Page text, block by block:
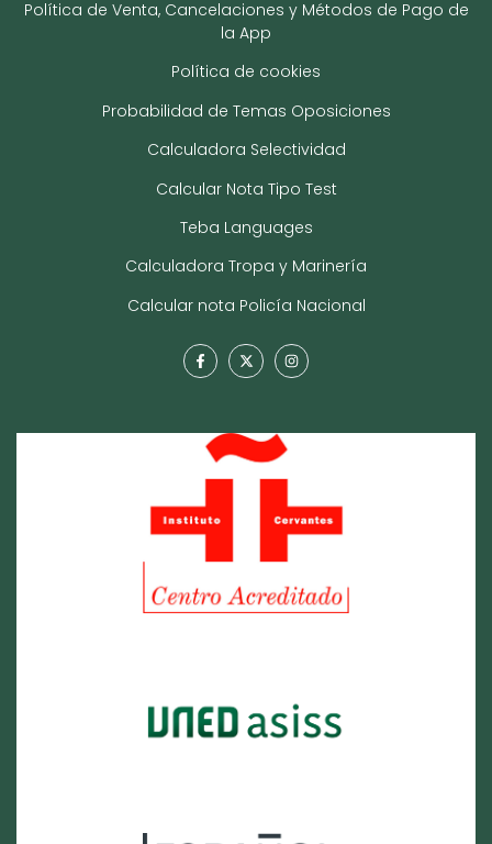
Política de Venta, Cancelaciones y Métodos de Pago de
la App
Política de cookies
Probabilidad de Temas Oposiciones
Calculadora Selectividad
Calcular Nota Tipo Test
Teba Languages
Calculadora Tropa y Marinería
Calcular nota Policía Nacional